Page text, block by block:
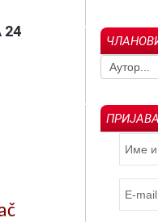
Богољуб Арсенијевић –
2023)
24